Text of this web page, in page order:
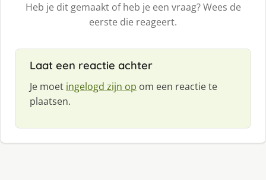
Heb je dit gemaakt of heb je een vraag? Wees de
eerste die reageert.
Laat een reactie achter
Je moet ingelogd zijn op om een reactie te
plaatsen.